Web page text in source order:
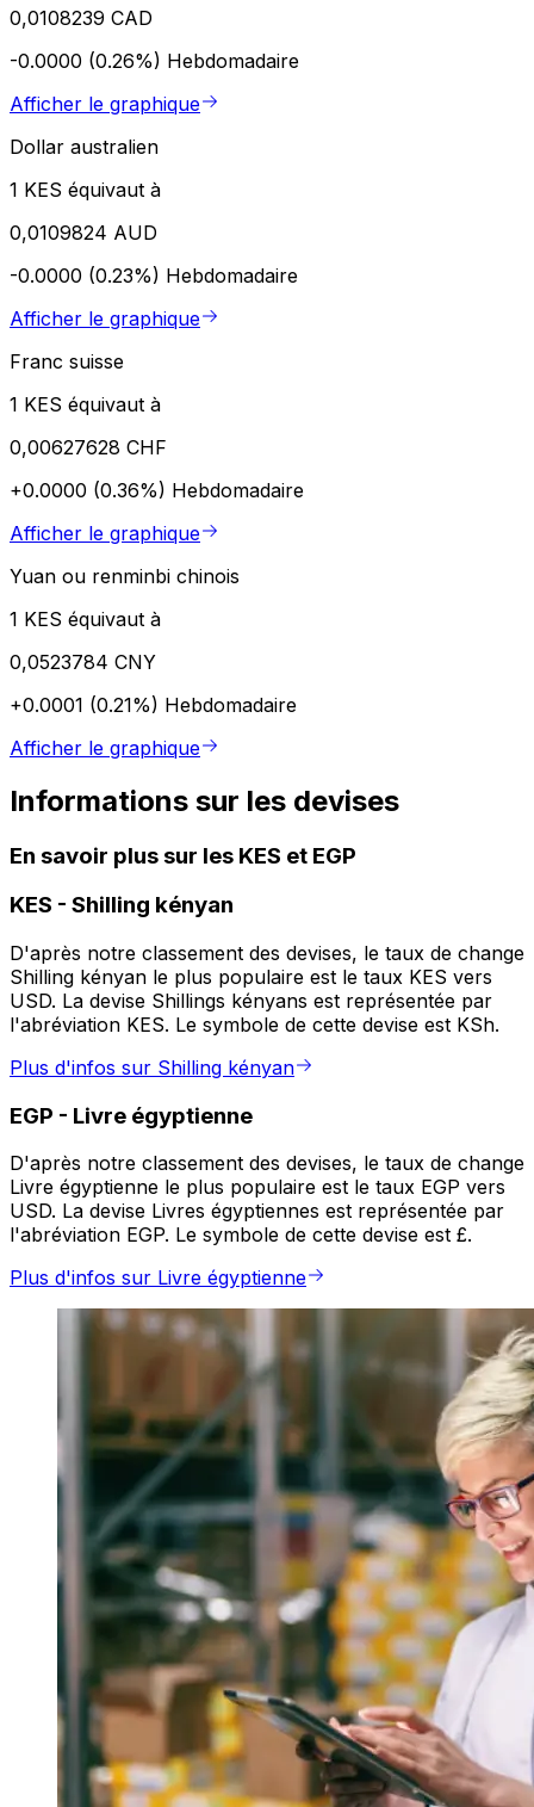
0,0108239 CAD
-0.0000 (0.26%) Hebdomadaire
Afficher le graphique
Dollar australien
1 KES équivaut à
0,0109824 AUD
-0.0000 (0.23%) Hebdomadaire
Afficher le graphique
Franc suisse
1 KES équivaut à
0,00627628 CHF
+0.0000 (0.36%) Hebdomadaire
Afficher le graphique
Yuan ou renminbi chinois
1 KES équivaut à
0,0523784 CNY
+0.0001 (0.21%) Hebdomadaire
Afficher le graphique
Informations sur les devises
En savoir plus sur les KES et EGP
KES - Shilling kényan
D'après notre classement des devises, le taux de change
Shilling kényan le plus populaire est le taux KES vers
USD. La devise Shillings kényans est représentée par
l'abréviation KES. Le symbole de cette devise est KSh.
Plus d'infos sur Shilling kényan
EGP - Livre égyptienne
D'après notre classement des devises, le taux de change
Livre égyptienne le plus populaire est le taux EGP vers
USD. La devise Livres égyptiennes est représentée par
l'abréviation EGP. Le symbole de cette devise est £.
Plus d'infos sur Livre égyptienne